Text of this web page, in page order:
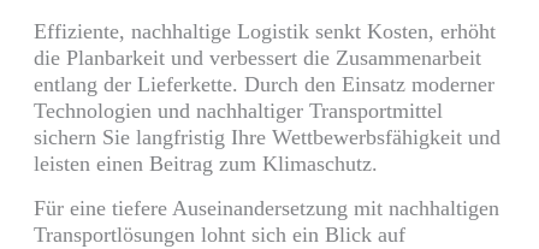
Effiziente, nachhaltige Logistik senkt Kosten, erhöht
die Planbarkeit und verbessert die Zusammenarbeit
entlang der Lieferkette. Durch den Einsatz moderner
Technologien und nachhaltiger Transportmittel
sichern Sie langfristig Ihre Wettbewerbsfähigkeit und
leisten einen Beitrag zum Klimaschutz.
Für eine tiefere Auseinandersetzung mit nachhaltigen
Transportlösungen lohnt sich ein Blick auf